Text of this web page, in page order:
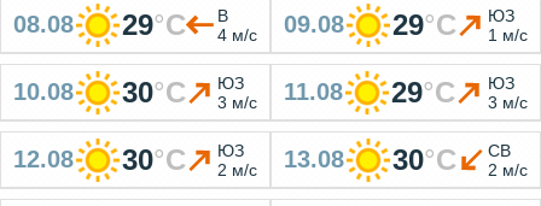
08.08 29°C
В
4 м/с
09.08 29°C
ЮЗ
1 м/с
10.08 30°C
ЮЗ
3 м/с
11.08 29°C
ЮЗ
3 м/с
12.08 30°C
ЮЗ
2 м/с
13.08 30°C
СВ
2 м/с